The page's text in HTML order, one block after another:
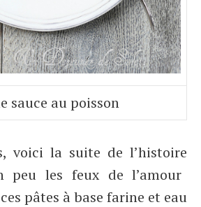
sauce au poisson
voici la suite de l’histoire
peu les feux de l’amour
ces pâtes à base farine et eau